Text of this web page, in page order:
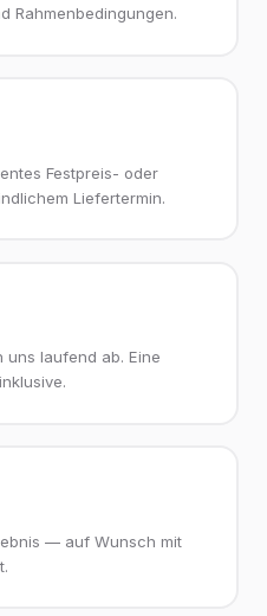
Rahmenbedingungen.
Festpreis- oder
Liefertermin.
uns laufend ab. Eine
— auf Wunsch mit